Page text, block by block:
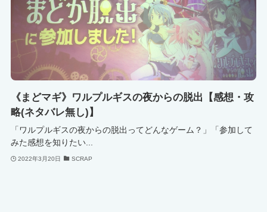
《まどマギ》ワルプルギスの夜からの脱出【感想・攻
略(ネタバレ無し)】
「ワルプルギスの夜からの脱出ってどんなゲーム？」「参加して
みた感想を知りたい...
2022年3月20日 SCRAP